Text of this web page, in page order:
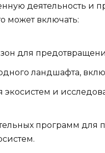
деятельность и
может включать:
для
ландшафта,
экосистем и
программ для